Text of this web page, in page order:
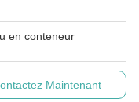
en conteneur
Maintenant